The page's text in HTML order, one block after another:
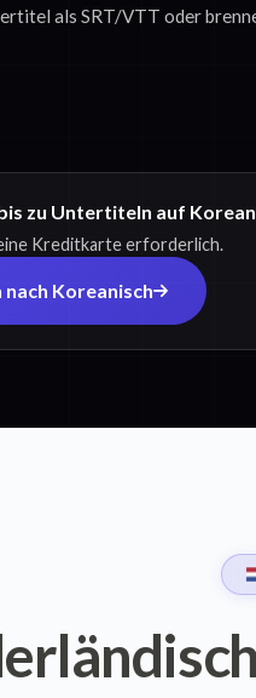
als SRT/VTT oder
zu Untertiteln auf
Kreditkarte erforderlich.
Koreanisch